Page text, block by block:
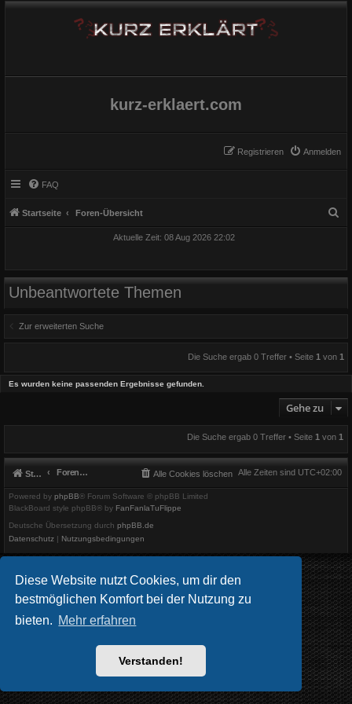
Diese Website nutzt Cookies, um dir den
bestmöglichen Komfort bei der Nutzung zu
bieten. Mehr erfahren
Verstanden!
kurz-erklaert.com
Anmelden
Registrieren
FAQ
Startseite Foren-Übersicht
Aktuelle Zeit: 08 Aug 2026 22:02
Unbeantwortete Themen
Zur erweiterten Suche
Die Suche ergab 0 Treffer • Seite 1von 1
Es wurden keine passenden Ergebnisse gefunden.
Gehe zu
Die Suche ergab 0 Treffer • Seite 1 von 1
Startseite Foren-Übersicht Alle Zeiten sind UTC+02:00
Alle Cookies löschen
Powered by phpBB® Forum Software © phpBB Limited
BlackBoard style phpBB® by FanFanlaTuFlippe
Deutsche Übersetzung durch phpBB.de
Datenschutz | Nutzungsbedingungen